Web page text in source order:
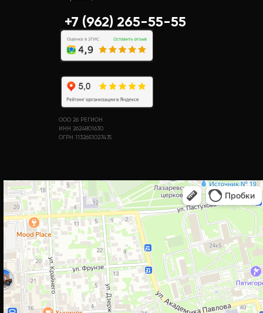
ООО 26 РЕГИОН
ИНН 2624801630
ОГРН 1132651027475
+7 (962) 265-55-55‬